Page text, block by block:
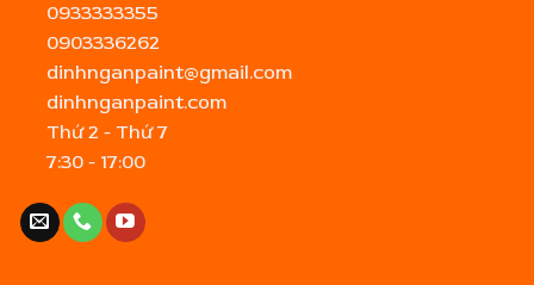
0933333355
0903336262
dinhnganpaint@gmail.com
dinhnganpaint.com
Thứ 2 - Thứ 7
7:30 - 17:00